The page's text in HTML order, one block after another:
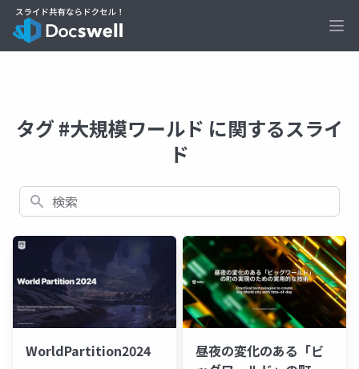
タグ #大規模ワールド に関するスライ
ド
検索
WorldPartition2024
昼夜の変化のある「ビ